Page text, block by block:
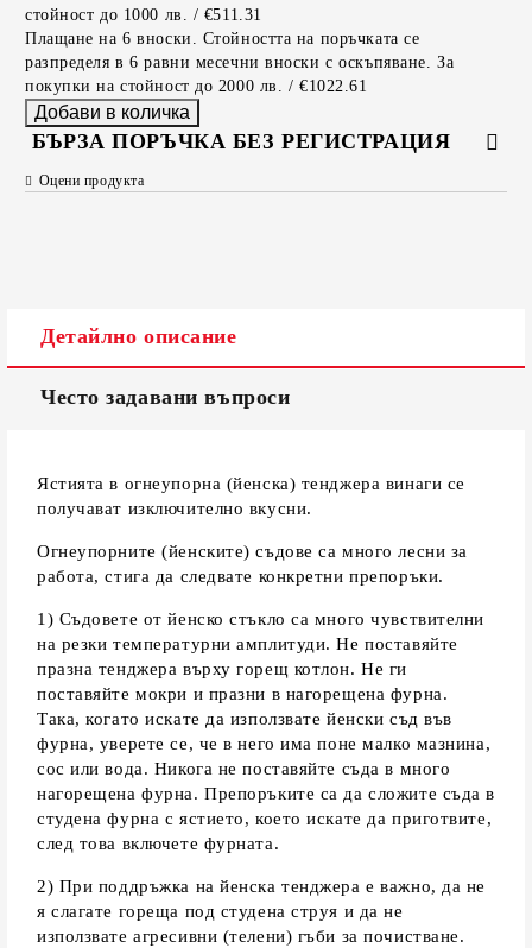
стойност до 1000 лв. / €511.31
Плащане на 6 вноски. Стойността на поръчката се
разпределя в 6 равни месечни вноски с оскъпяване. За
покупки на стойност до 2000 лв. / €1022.61
БЪРЗА ПОРЪЧКА БЕЗ РЕГИСТРАЦИЯ
Съгласен съм с
Ние ще се свържем с вас в рамките на работния ден.
Оцени продукта
Детайлно описание
Често задавани въпроси
Ястията в огнеупорна (йенска) тенджера винаги се
получават изключително вкусни.
Огнеупорните (йенските) съдове са много лесни за
работа, стига да следвате конкретни препоръки.
1) Съдовете от йенско стъкло са много чувствителни
на резки температурни амплитуди. Не поставяйте
празна тенджера върху горещ котлон. Не ги
поставяйте мокри и празни в нагорещена фурна.
Така, когато искате да използвате йенски съд във
фурна, уверете се, че в него има поне малко мазнина,
сос или вода. Никога не поставяйте съда в много
нагорещена фурна. Препоръките са да сложите съда в
студена фурна с ястието, което искате да приготвите,
след това включете фурната.
2) При поддръжка на йенска тенджера е важно, да не
я слагате гореща под студена струя и да не
използвате агресивни (телени) гъби за почистване.